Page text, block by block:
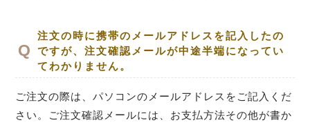
注文の時に携帯のメールアドレスを記入したの
ですが、注文確認メールが中途半端になってい
てわかりません。
ご注文の際は、パソコンのメールアドレスをご記入くだ
さい。ご注文確認メールには、お支払方法その他が書か